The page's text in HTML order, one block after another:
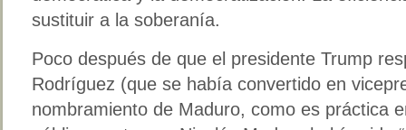
sustituir a la soberanía.
Poco después de que el presidente Trump
Rodríguez (que se había convertido en
nombramiento de Maduro, como es práctica